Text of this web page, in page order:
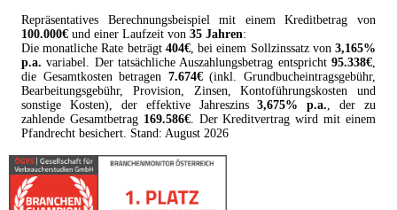
Repräsentatives Berechnungsbeispiel mit einem Kreditbetrag von
100.000€ und einer Laufzeit von 35 Jahren:
Die monatliche Rate beträgt 404€, bei einem Sollzinssatz von 3,165%
p.a. variabel. Der tatsächliche Auszahlungsbetrag entspricht95.338€,
die Gesamtkosten betragen 7.674€(inkl. Grundbucheintragsgebühr,
Bearbeitungsgebühr, Provision, Zinsen, Kontoführungskosten und
sonstige Kosten), der effektive Jahreszins3,675% p.a., der zu
zahlende Gesamtbetrag 169.586€. Der Kreditvertrag wird mit einem
Pfandrecht besichert. Stand: August 2026